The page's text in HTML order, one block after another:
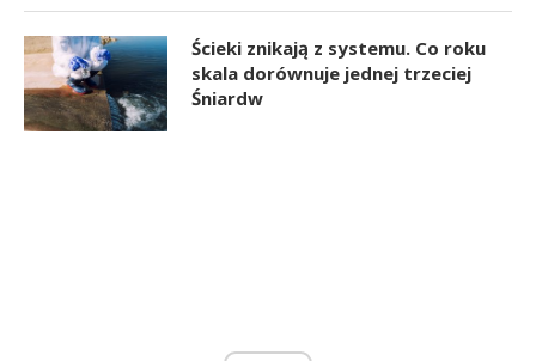
Ścieki znikają z systemu. Co roku
skala dorównuje jednej trzeciej
Śniardw